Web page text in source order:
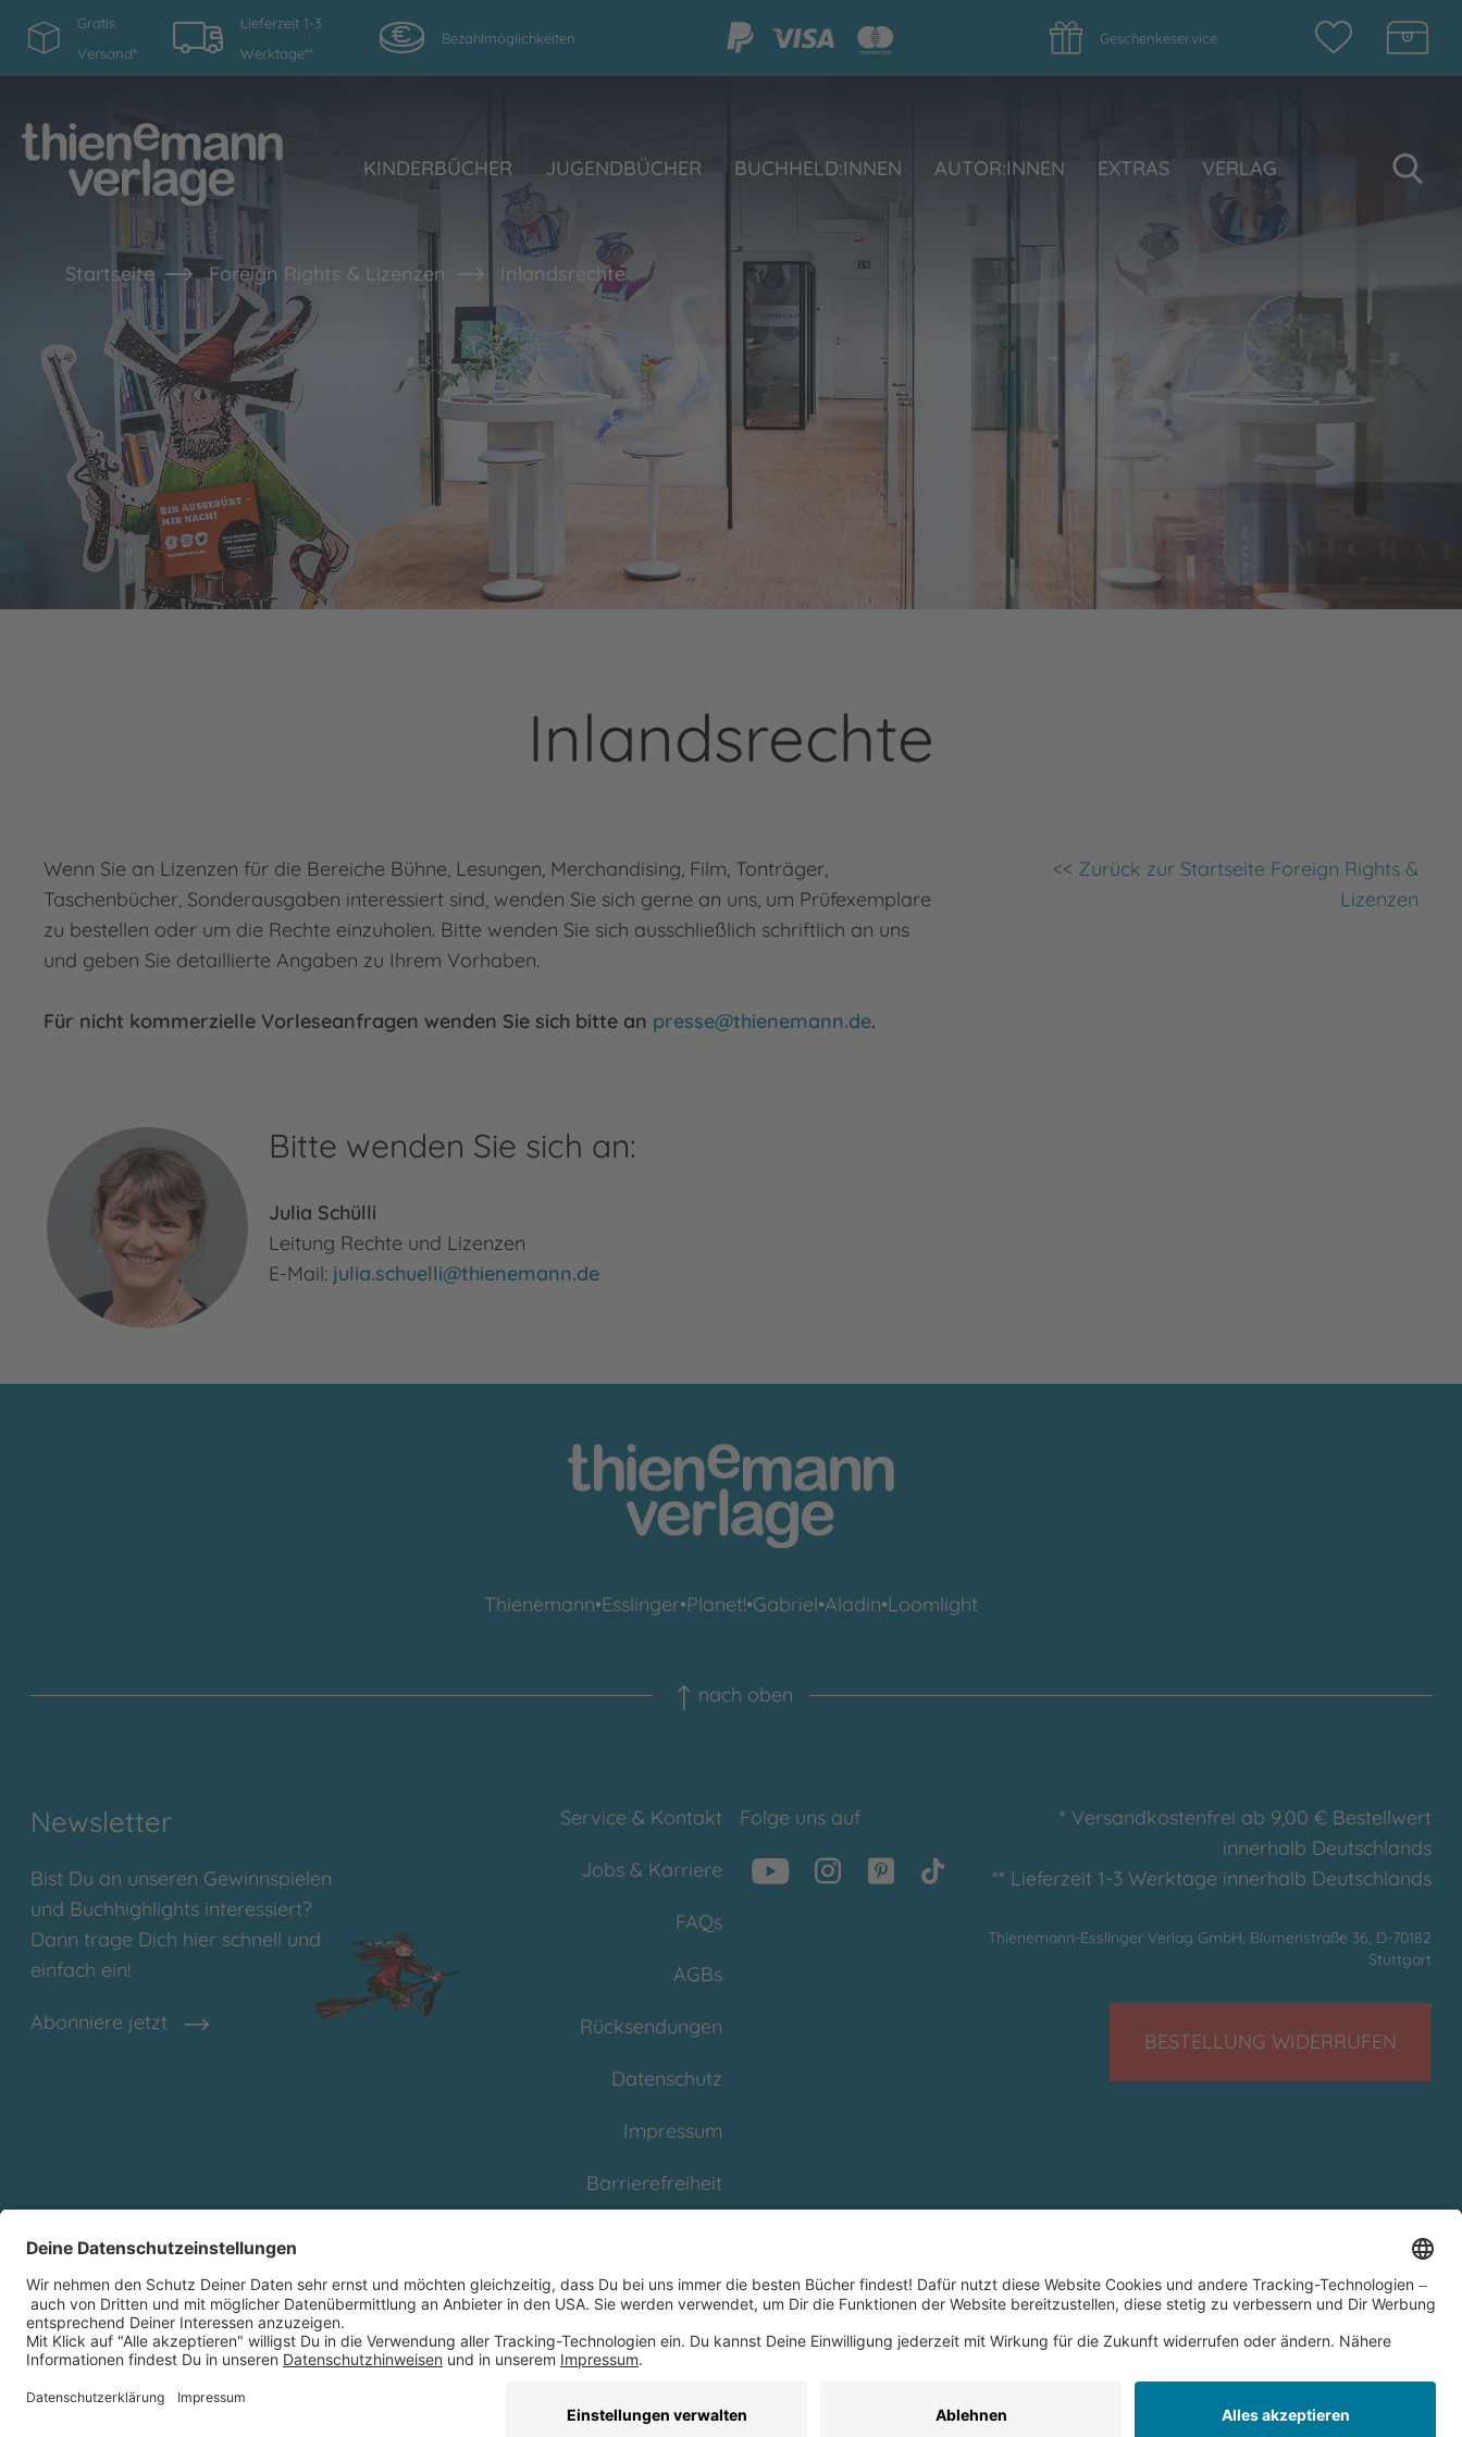
Gratis
Versand*
Lieferzeit 1-3
Werktage**
Bezahlmöglichkeiten Geschenkeservice
KINDERBÜCHER JUGENDBÜCHER BUCHHELD:INNEN AUTOR:INNEN EXTRAS VERLAG
Startseite Foreign Rights & Lizenzen Inlandsrechte
Inlandsrechte
Wenn Sie an Lizenzen für die Bereiche Bühne, Lesungen, Merchandising, Film, Tonträger,
Taschenbücher, Sonderausgaben interessiert sind, wenden Sie sich gerne an uns, um Prüfexemplare
zu bestellen oder um die Rechte einzuholen. Bitte wenden Sie sich ausschließlich schriftlich an uns
und geben Sie detaillierte Angaben zu Ihrem Vorhaben.
Für nicht kommerzielle Vorleseanfragen wenden Sie sich bitte an presse@thienemann.de.
<< Zurück zur Startseite Foreign Rights &
Lizenzen
Bitte wenden Sie sich an:
Julia Schülli
Leitung Rechte und Lizenzen
E-Mail: julia.schuelli@thienemann.de
Thienemann•Esslinger•Planet!•Gabriel•Aladin•Loomlight
nach oben
Newsletter
Bist Du an unseren Gewinnspielen
und Buchhighlights interessiert?
Dann trage Dich hier schnell und
einfach ein!
Abonniere jetzt
Service & Kontakt
Jobs & Karriere
FAQs
AGBs
Rücksendungen
Datenschutz
Impressum
Barrierefreiheit
Partnerprogramm
(Affiliate)
Folge uns auf
* Versandkostenfrei ab 9,00 € Bestellwert
innerhalb Deutschlands
** Lieferzeit 1-3 Werktage innerhalb Deutschlands
Thienemann-Esslinger Verlag GmbH, Blumenstraße 36, D-70182
Stuttgart
BESTELLUNG WIDERRUFEN